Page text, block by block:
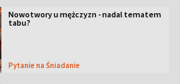
Nowotwory u mężczyzn - nadal tematem
tabu?
Pytanie na Śniadanie